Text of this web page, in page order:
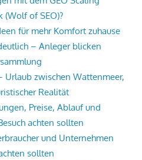
(Wolf of SEO)?
für mehr Komfort zuhause
– Anleger blicken
Urlaub zwischen Wattenmeer,
Realität
Preise, Ablauf und
achten sollten
und Unternehmen
sollten